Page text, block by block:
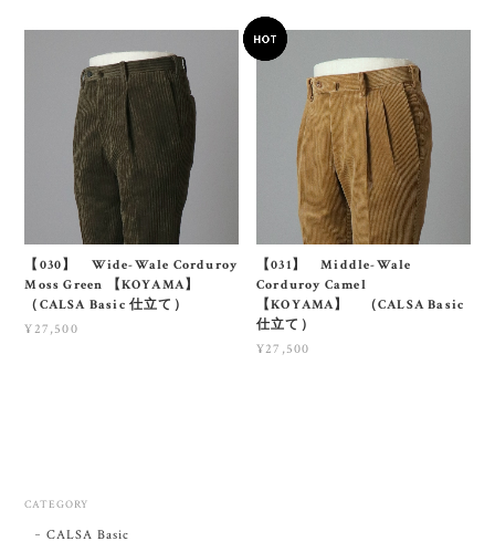
【030】 Wide-Wale Corduroy
Moss Green 【KOYAMA】
（CALSA Basic 仕立て）
¥27,500
【031】 Middle-Wale
Corduroy Camel
【KOYAMA】 （CALSA Basic
仕立て）
¥27,500
CATEGORY
CALSA Basic